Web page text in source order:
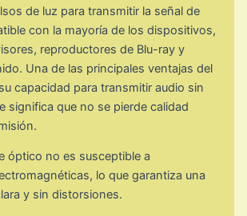
de luz para transmitir la señal de
con la mayoría de los dispositivos,
reproductores de Blu-ray y
Una de las principales ventajas del
capacidad para transmitir audio sin
significa que no se pierde calidad
óptico no es susceptible a
lo que garantiza una
y sin distorsiones.